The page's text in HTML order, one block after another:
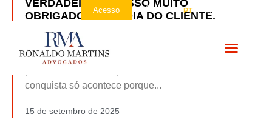
Acesso Contato PT EN
VERDADEIRAS. NOSSO MUITO
OBRIGADO! FELIZ DIA DO CLIENTE.
Cada cliente é único e nos inspira em inovar,
transformar e crescer a cada dia.Mais do que
conquista só acontece porque...
15 de setembro de 2025